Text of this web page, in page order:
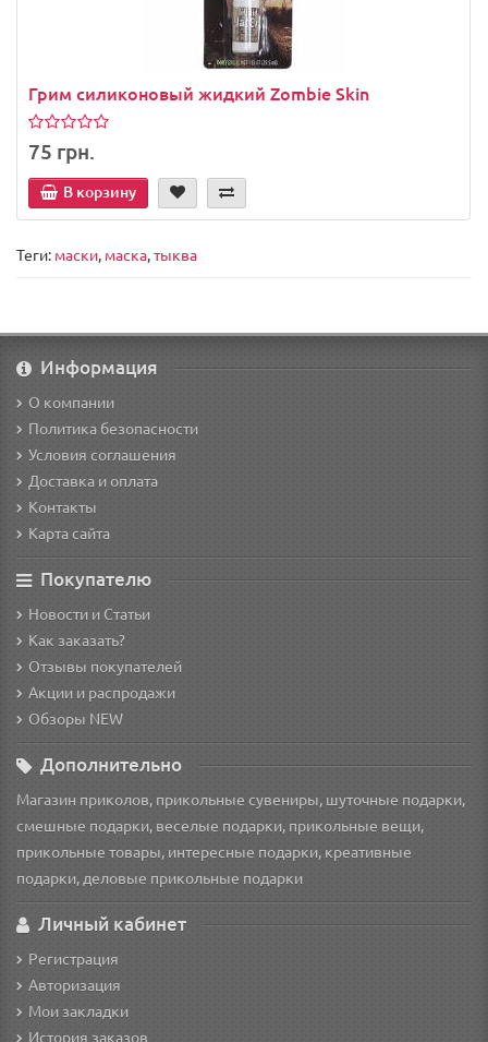
Грим силиконовый жидкий Zombie Skin
75 грн.
В корзину
Теги: маски, маска,тыква
Информация
О компании
Политика безопасности
Условия соглашения
Доставка и оплата
Контакты
Карта сайта
Покупателю
Новости и Статьи
Как заказать?
Отзывы покупателей
Акции и распродажи
Обзоры NEW
Дополнительно
Магазин приколов, прикольные сувениры, шуточные подарки,
смешные подарки, веселые подарки, прикольные вещи,
прикольные товары, интересные подарки, креативные
подарки, деловые прикольные подарки
Личный кабинет
Регистрация
Авторизация
Мои закладки
История заказов